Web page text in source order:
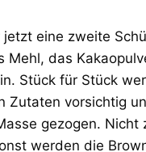
jetzt eine zweite
Mehl, das
Stück für Stück
Zutaten vorsichtig
gezogen. Nicht
werden die